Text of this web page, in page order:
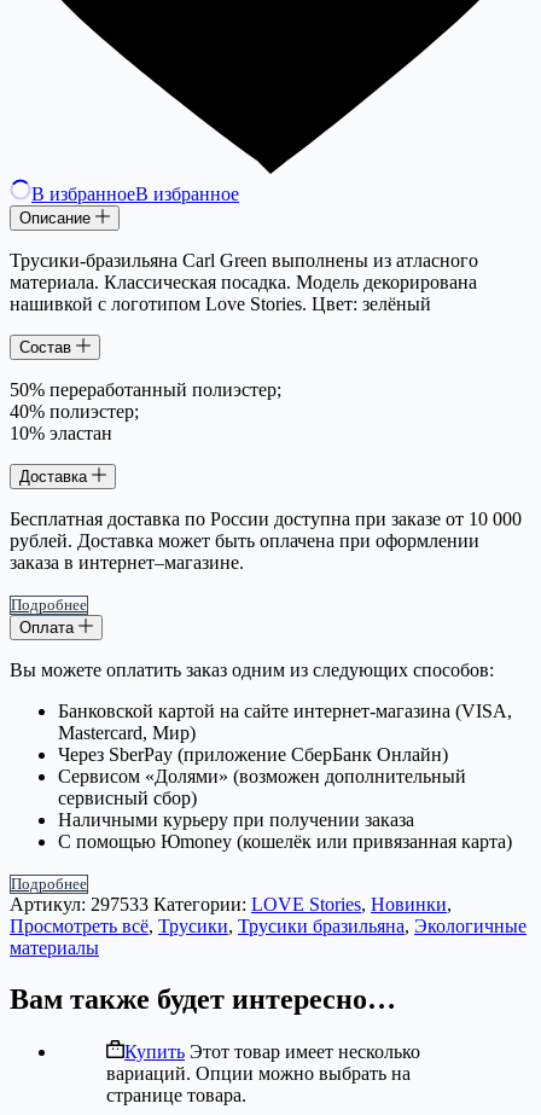
В избранноеВ избранное
Описание
Трусики-бразильяна Carl Green выполнены из атласного
материала. Классическая посадка. Модель декорирована
нашивкой с логотипом Love Stories. Цвет: зелёный
Состав
50% переработанный полиэстер;
40% полиэстер;
10% эластан
Доставка
Бесплатная доставка по России доступна при заказе от 10 000
рублей. Доставка может быть оплачена при оформлении
заказа в интернет–магазине.
Подробнее
Оплата
Вы можете оплатить заказ одним из следующих способов:
Банковской картой на сайте интернет-магазина (VISA,
Mastercard, Мир)
Через SberPay (приложение СберБанк Онлайн)
Сервисом «Долями» (возможен дополнительный
сервисный сбор)
Наличными курьеру при получении заказа
С помощью Юmoney (кошелёк или привязанная карта)
Подробнее
Артикул: 297533 Категории: LOVE Stories, Новинки,
Просмотреть всё, Трусики, Трусики бразильяна, Экологичные
материалы
Вам также будет интересно…
Купить Этот товар имеет несколько
вариаций. Опции можно выбрать на
странице товара.